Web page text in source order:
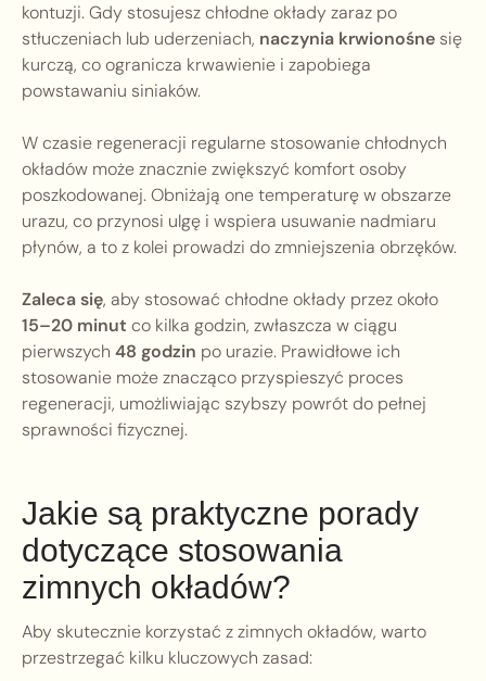
kontuzji. Gdy stosujesz chłodne okłady zaraz po
stłuczeniach lub uderzeniach, naczynia krwionośne się
kurczą, co ogranicza krwawienie i zapobiega
powstawaniu siniaków.
W czasie regeneracji regularne stosowanie chłodnych
okładów może znacznie zwiększyć komfort osoby
poszkodowanej. Obniżają one temperaturę w obszarze
urazu, co przynosi ulgę i wspiera usuwanie nadmiaru
płynów, a to z kolei prowadzi do zmniejszenia obrzęków.
Zaleca się, aby stosować chłodne okłady przez około
15–20 minut co kilka godzin, zwłaszcza w ciągu
pierwszych 48 godzin po urazie. Prawidłowe ich
stosowanie może znacząco przyspieszyć proces
regeneracji, umożliwiając szybszy powrót do pełnej
sprawności fizycznej.
Jakie są praktyczne porady
dotyczące stosowania
zimnych okładów?
Aby skutecznie korzystać z zimnych okładów, warto
przestrzegać kilku kluczowych zasad: